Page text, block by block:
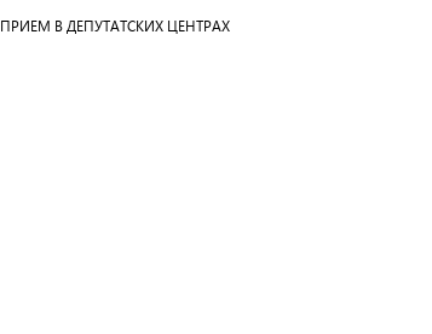
ПРИЕМ В ДЕПУТАТСКИХ ЦЕНТРАХ